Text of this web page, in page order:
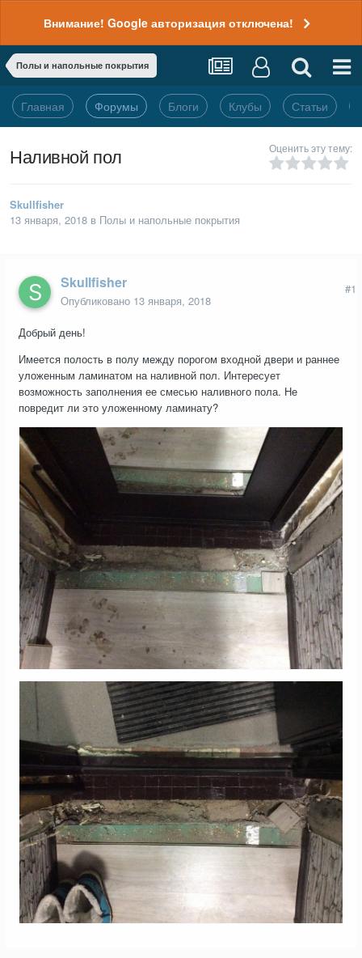
Внимание! Google авторизация отключена!
Полы и напольные покрытия
Главная Форумы Блоги Клубы Статьи
Наливной пол Оценить эту тему:
Skullfisher
13 января, 2018 в Полы и напольные покрытия
Skullfisher
Опубликовано 13 января, 2018
#1
Добрый день!
Имеется полость в полу между порогом входной двери и раннее
уложенным ламинатом на наливной пол. Интересует
возможность заполнения ее смесью наливного пола. Не
повредит ли это уложенному ламинату?